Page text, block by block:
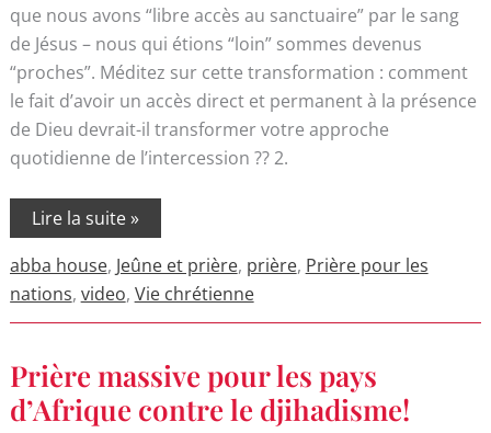
que nous avons “libre accès au sanctuaire” par le sang
de Jésus – nous qui étions “loin” sommes devenus
“proches”. Méditez sur cette transformation : comment
le fait d’avoir un accès direct et permanent à la présence
de Dieu devrait-il transformer votre approche
quotidienne de l’intercession ?? 2.
Lire la suite »
abba house, Jeûne et prière, prière, Prière pour les
nations, video, Vie chrétienne
Prière massive pour les pays
d’Afrique contre le djihadisme!
Prière
massive
pour
les